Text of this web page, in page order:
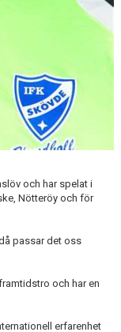
och har spelat i
Nötteröy och för
passar det oss
och har en
erfarenhet